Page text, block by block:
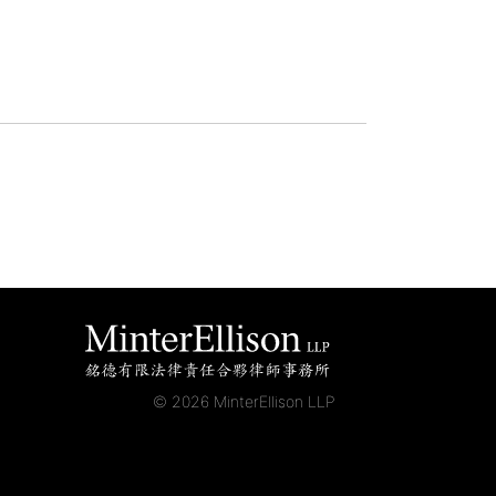
© 2026 MinterEllison LLP